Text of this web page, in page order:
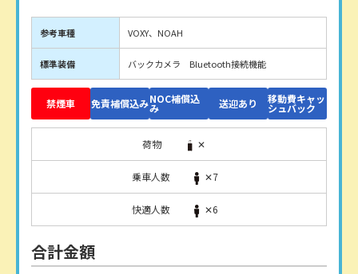
参考車種 VOXY、NOAH
標準装備 バックカメラ Bluetooth接続機能
禁煙車 免責補償込みNOC補償込
み 送迎あり 移動費キャッ
シュバック
荷物 ✕
乗車人数 ✕7
快適人数 ✕6
合計金額